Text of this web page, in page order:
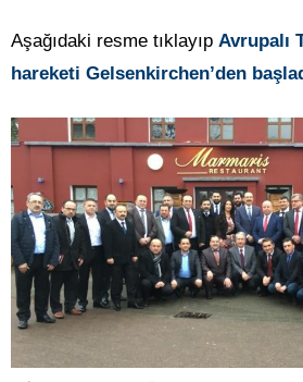
Aşağıdaki resme tıklayıp Avrupalı
hareketi Gelsenkirchen’den